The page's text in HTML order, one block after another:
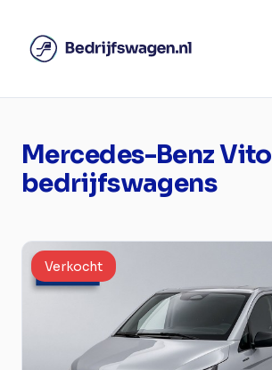
Mercedes-Benz Vito
bedrijfswagens
Verkocht